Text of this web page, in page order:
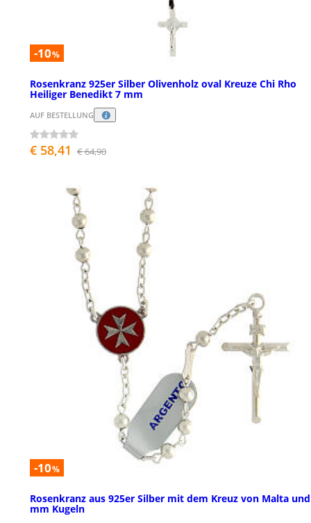
-10%
Rosenkranz 925er Silber Olivenholz oval Kreuze Chi Rho
Heiliger Benedikt 7 mm
AUF BESTELLUNG
€ 58,41 € 64,90
-10%
Rosenkranz aus 925er Silber mit dem Kreuz von Malta
mm Kugeln